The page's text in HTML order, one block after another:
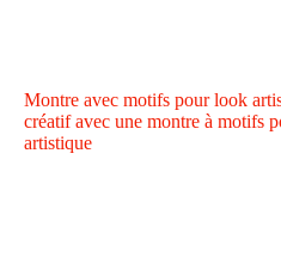
Montre avec motifs pour look
créatif avec une montre à motifs
artistique